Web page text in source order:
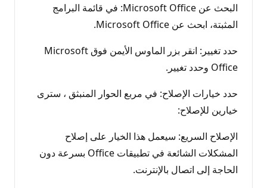
البحث عن Microsoft Office: في قائمة البرامج
المثبتة، ابحث عن Microsoft Office.
حدد تغيير: انقر بزر الماوس الأيمن فوق Microsoft
Office وحدد تغيير.
حدد خيارات الإصلاح: في مربع الحوار المنبثق ، سترى
خيارين للإصلاح:
الإصلاح السريع: سيعمل هذا الخيار على إصلاح
المشكلات الشائعة في تطبيقات Office بسرعة دون
الحاجة إلى اتصال بالإنترنت.